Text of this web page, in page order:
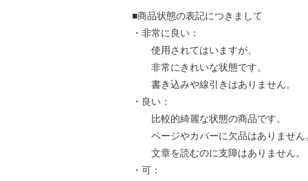
■商品状態の表記につきまして
・非常に良い：
使用されてはいますが、
非常にきれいな状態です。
書き込みや線引きはありません。
・良い：
比較的綺麗な状態の商品です。
ページやカバーに欠品はありません
文章を読むのに支障はありません。
・可：